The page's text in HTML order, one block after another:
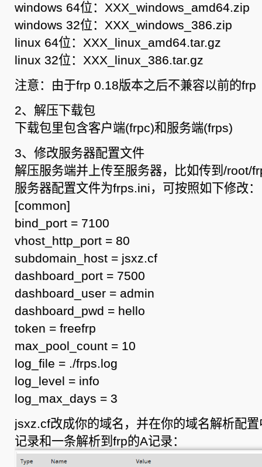
windows 64位：XXX_windows_amd64.zip
windows 32位：XXX_windows_386.zip
linux 64位：XXX_linux_amd64.tar.gz
linux 32位：XXX_linux_386.tar.gz
注意：由于frp 0.18版本之后不兼容以前的frp
2、解压下载包
下载包里包含客户端(frpc)和服务端(frps)
3、修改服务器配置文件
解压服务端并上传至服务器，比如传到/root/
服务器配置文件为frps.ini，可按照如下修改：
[common]
bind_port = 7100
vhost_http_port = 80
subdomain_host = jsxz.cf
dashboard_port = 7500
dashboard_user = admin
dashboard_pwd = hello
token = freefrp
max_pool_count = 10
log_file = ./frps.log
log_level = info
log_max_days = 3
jsxz.cf改成你的域名，并在你的域名解析配
记录和一条解析到frp的A记录：